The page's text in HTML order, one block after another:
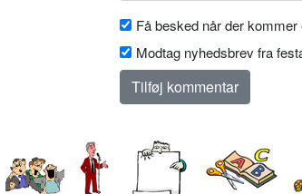
Få besked når der
Modtag nyhedsbrev fra